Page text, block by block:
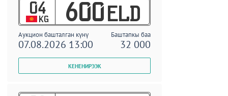
04
KG 600 ELD
Аукцион башталган күнү Баштапкы баа
07.08.2026 13:00 32 000